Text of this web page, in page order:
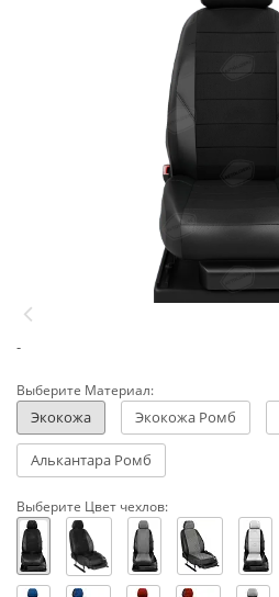
-
Выберите Материал:
Экокожа Экокожа Ромб
Алькантара Ромб
Выберите Цвет чехлов: